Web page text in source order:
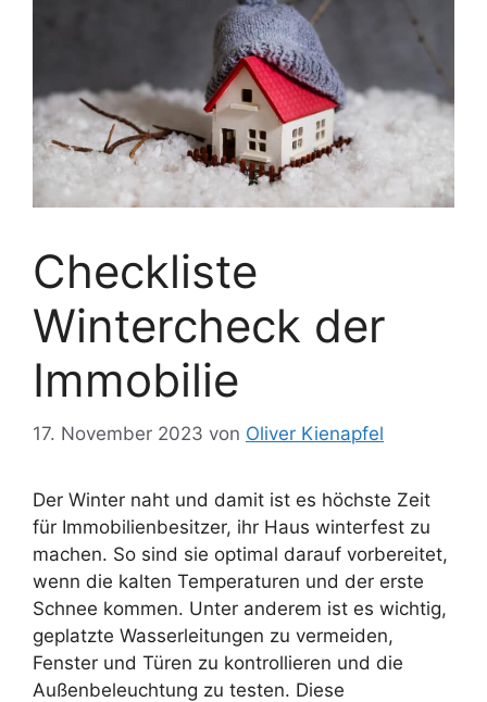
Checkliste
Wintercheck der
Immobilie
17. November 2023 von Oliver Kienapfel
Der Winter naht und damit ist es höchste Zeit
für Immobilienbesitzer, ihr Haus winterfest zu
machen. So sind sie optimal darauf vorbereitet,
wenn die kalten Temperaturen und der erste
Schnee kommen. Unter anderem ist es wichtig,
geplatzte Wasserleitungen zu vermeiden,
Fenster und Türen zu kontrollieren und die
Außenbeleuchtung zu testen. Diese